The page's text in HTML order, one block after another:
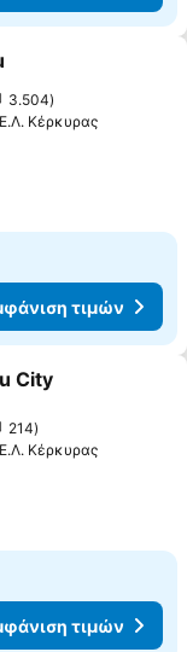
αγαπημένα
3.504
Κέρκυρας
τιμών
αγαπημένα
City
214
Κέρκυρας
τιμών